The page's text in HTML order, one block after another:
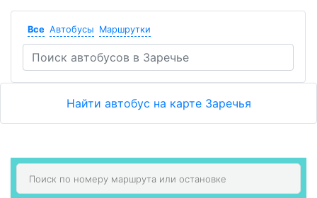
Все Автобусы Маршрутки
Найти автобус на карте Заречья